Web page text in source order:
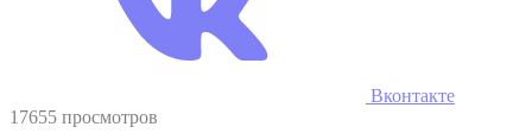
Вконтакте
17655 просмотров